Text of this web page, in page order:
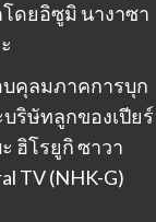
ดยอิซูมิ นางาซา
คุลมภาคการบุก
ริษัทลูกของเปียร์
ฮิโรยูกิ ซาวา
TV (NHK-G)